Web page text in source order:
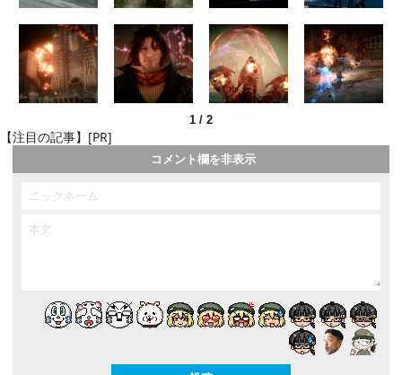
1 / 2
【注目の記事】[PR]
コメント欄を非表示